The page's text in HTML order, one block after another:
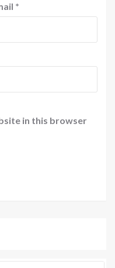
*
in this browser